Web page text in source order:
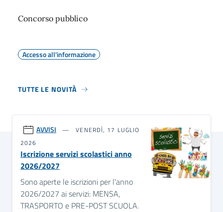
Concorso pubblico
Accesso all'informazione
TUTTE LE NOVITÀ
AVVISI
VENERDÌ, 17 LUGLIO
2026
Iscrizione servizi scolastici anno
2026/2027
Sono aperte le iscrizioni per l'anno
2026/2027 ai servizi: MENSA,
TRASPORTO e PRE-POST SCUOLA.